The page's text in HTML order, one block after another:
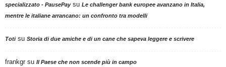
specializzato - PausePaysu Le challenger bank europee avanzano in Italia,
mentre le italiane arrancano: un confronto tra modelli
Totisu Storia di due amiche e di un cane che sapeva leggere e scrivere
frankgr su Il Paese che non scende più in campo